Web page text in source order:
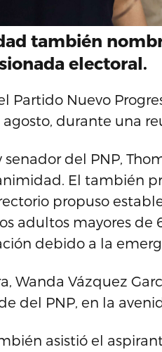
también
electoral.
Partido Nuevo
durante una
senador del PNP,
El también
propuso
adultos mayores
debido a la
Wanda Vázquez
del PNP, en la
asistió el